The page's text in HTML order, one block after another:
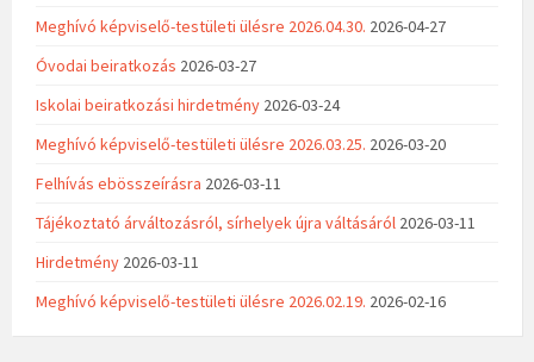
Meghívó képviselő-testületi ülésre 2026.04.30. 2026-04-27
Óvodai beiratkozás 2026-03-27
Iskolai beiratkozási hirdetmény 2026-03-24
Meghívó képviselő-testületi ülésre 2026.03.25. 2026-03-20
Felhívás ebösszeírásra 2026-03-11
Tájékoztató árváltozásról, sírhelyek újra váltásáról 2026-03-11
Hirdetmény 2026-03-11
Meghívó képviselő-testületi ülésre 2026.02.19. 2026-02-16